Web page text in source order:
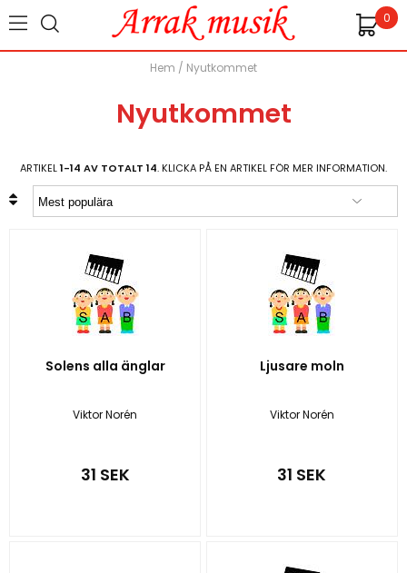
0
Hem / Nyutkommet
Nyutkommet
ARTIKEL1-14 AV TOTALT 14. KLICKA PÅ EN ARTIKEL FÖR MER INFORMATION.
Solens alla änglar
Viktor Norén
31 SEK
Ljusare moln
Viktor Norén
31 SEK